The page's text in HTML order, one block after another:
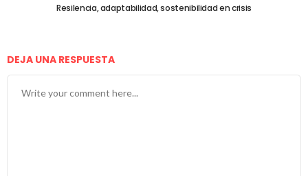
Resilencia, adaptabilidad, sostenibilidad en crisis
DEJA UNA RESPUESTA